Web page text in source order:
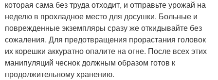
которая сама без труда отходит, и отправьте урожай на
неделю в прохладное место для досушки. Больные и
поврежденные экземпляры сразу же откидывайте без
сожаления. Для предотвращения прорастания головок
их корешки аккуратно опалите на огне. После всех этих
манипуляций чеснок должным образом готов к
продолжительному хранению.